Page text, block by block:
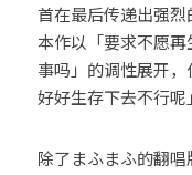
首在最后传递出强
本作以「要求不愿
事吗」的调性展开
好好生存下去不行呢
除了まふまふ的翻唱